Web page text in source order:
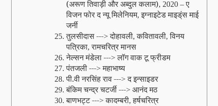
(अरूण तिवाड़ी और अब्‍दुल कलाम), 2020 –ए
विजन फोर द न्‍यू मिलेनियम,इग्‍नाइटेड माइड्ंस माई
जर्नी
25. तुलसीदास --->दोहावली,कवितावली,विनय
पत्रिका,रामचरित्र मानस
26. नेल्‍सन मंडेला --->लॉग वाक टू फ्रीडम
27. पंतजली --->महाभाष्‍य
28. पी.वी नरसिंह राव --->द इन्‍साइडर
29. बंकिम चन्‍द्र चटर्जी ---> आनंद मठ
30. बाणभट्ट --->कादम्‍बरी,हर्षचरित्र